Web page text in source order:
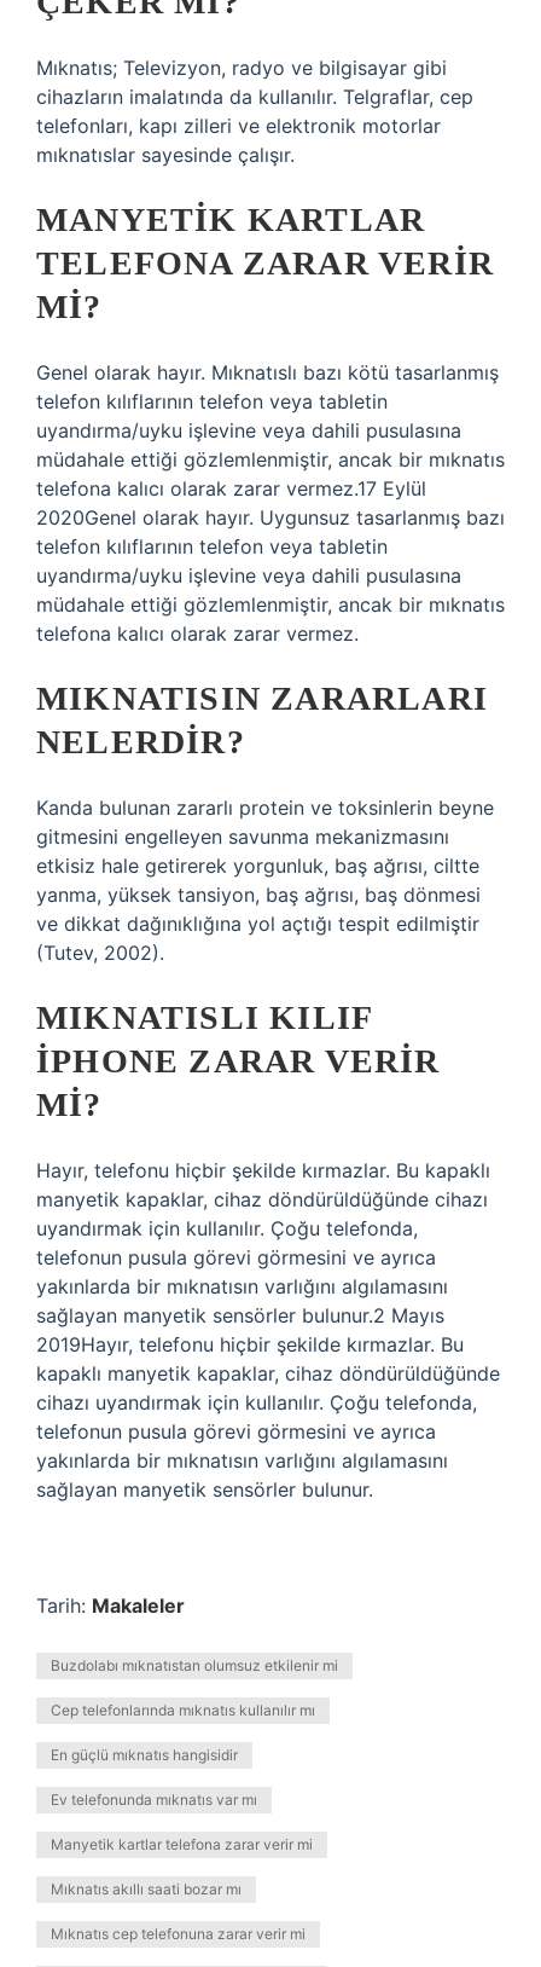
Mıknatıs; Televizyon, radyo ve bilgisayar gibi
cihazların imalatında da kullanılır. Telgraflar, cep
telefonları, kapı zilleri ve elektronik motorlar
mıknatıslar sayesinde çalışır.
MANYETIK KARTLAR
TELEFONA ZARAR VERIR
MI?
Genel olarak hayır. Mıknatıslı bazı kötü tasarlanmış
telefon kılıflarının telefon veya tabletin
uyandırma/uyku işlevine veya dahili pusulasına
müdahale ettiği gözlemlenmiştir, ancak bir mıknatıs
telefona kalıcı olarak zarar vermez.17 Eylül
2020Genel olarak hayır. Uygunsuz tasarlanmış bazı
telefon kılıflarının telefon veya tabletin
uyandırma/uyku işlevine veya dahili pusulasına
müdahale ettiği gözlemlenmiştir, ancak bir mıknatıs
telefona kalıcı olarak zarar vermez.
MIKNATISIN ZARARLARI
NELERDIR?
Kanda bulunan zararlı protein ve toksinlerin beyne
gitmesini engelleyen savunma mekanizmasını
etkisiz hale getirerek yorgunluk, baş ağrısı, ciltte
yanma, yüksek tansiyon, baş ağrısı, baş dönmesi
ve dikkat dağınıklığına yol açtığı tespit edilmiştir
(Tutev, 2002).
MIKNATISLI KILIF
IPHONE ZARAR VERIR
MI?
Hayır, telefonu hiçbir şekilde kırmazlar. Bu kapaklı
manyetik kapaklar, cihaz döndürüldüğünde cihazı
uyandırmak için kullanılır. Çoğu telefonda,
telefonun pusula görevi görmesini ve ayrıca
yakınlarda bir mıknatısın varlığını algılamasını
sağlayan manyetik sensörler bulunur.2 Mayıs
2019Hayır, telefonu hiçbir şekilde kırmazlar. Bu
kapaklı manyetik kapaklar, cihaz döndürüldüğünde
cihazı uyandırmak için kullanılır. Çoğu telefonda,
telefonun pusula görevi görmesini ve ayrıca
yakınlarda bir mıknatısın varlığını algılamasını
sağlayan manyetik sensörler bulunur.
Tarih: Makaleler
Buzdolabı mıknatıstan olumsuz etkilenir mi
Cep telefonlarında mıknatıs kullanılır mı
En güçlü mıknatıs hangisidir
Ev telefonunda mıknatıs var mı
Manyetik kartlar telefona zarar verir mi
Mıknatıs akıllı saati bozar mı
Mıknatıs cep telefonuna zarar verir mi